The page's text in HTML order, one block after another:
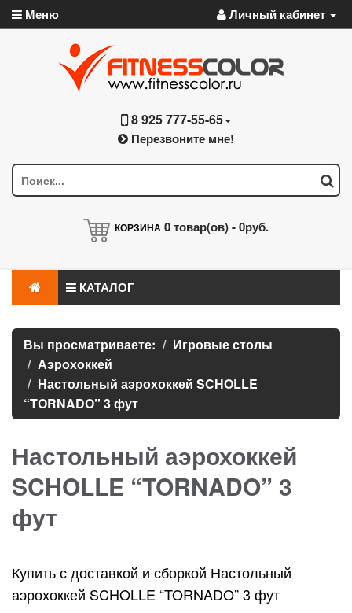
Меню Личный кабинет
8 925 777-55-65
Перезвоните мне!
КОРЗИНА 0товар(ов) -0руб.
КАТАЛОГ
Вы просматриваете:
Игровые столы
Аэрохоккей
Настольный аэрохоккей SCHOLLE
“TORNADO” 3 фут
Настольный аэрохоккей
SCHOLLE “TORNADO” 3
фут
Купить с доставкой и сборкой Настольный
аэрохоккей SCHOLLE “TORNADO” 3 фут